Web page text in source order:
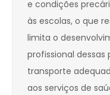
e condições
às escolas, o que
limita o
profissional dessas
transporte
aos serviços de